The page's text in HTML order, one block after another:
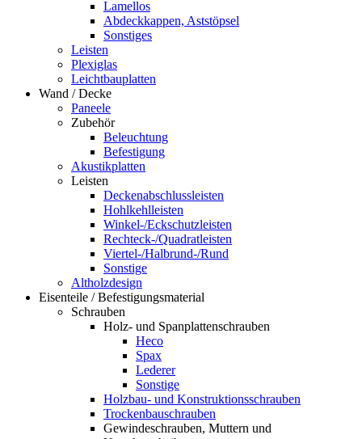
Lamellos
Abdeckkappen, Aststöpsel
Sonstiges
Leisten
Plexiglas
Leichtbauplatten
Wand / Decke
Paneele
Zubehör
Beleuchtung
Befestigung
Akustikplatten
Leisten
Deckenabschlussleisten
Hohlkehlleisten
Winkel-/Eckschutzleisten
Rechteck-/Quadratleisten
Viertel-/Halbrund-/Rund
Sonstige
Altholzdesign
Eisenteile / Befestigungsmaterial
Schrauben
Holz- und Spanplattenschrauben
Heco
Spax
Lederer
Sonstige
Holzbau- und Konstruktionsschrauben
Trockenbauschrauben
Gewindeschrauben, Muttern und